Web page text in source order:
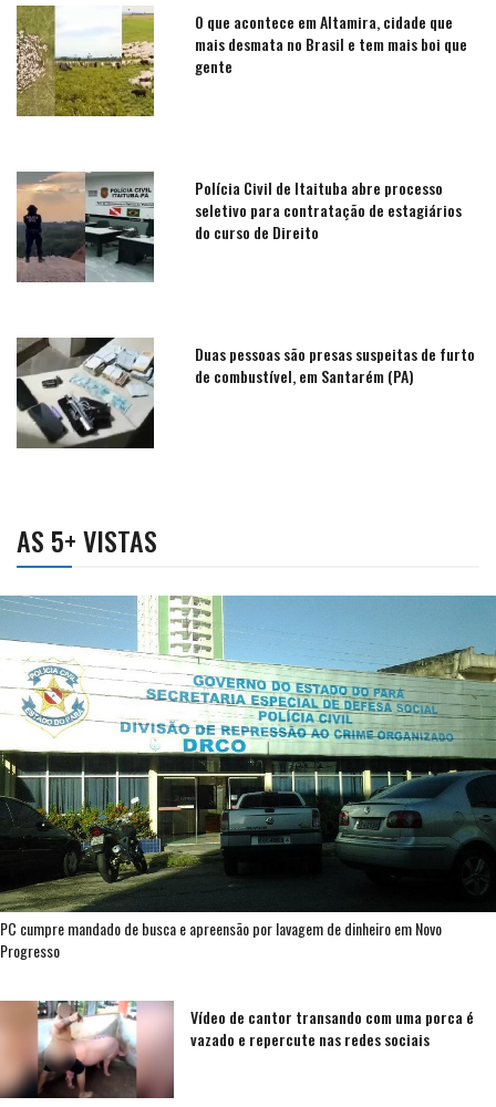
O que acontece em Altamira, cidade que
mais desmata no Brasil e tem mais boi que
gente
Polícia Civil de Itaituba abre processo
seletivo para contratação de estagiários
do curso de Direito
Duas pessoas são presas suspeitas de furto
de combustível, em Santarém (PA)
AS 5+ VISTAS
PC cumpre mandado de busca e apreensão por lavagem de dinheiro em Novo
Progresso
Vídeo de cantor transando com uma porca é
vazado e repercute nas redes sociais